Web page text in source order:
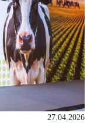
27.04.2026